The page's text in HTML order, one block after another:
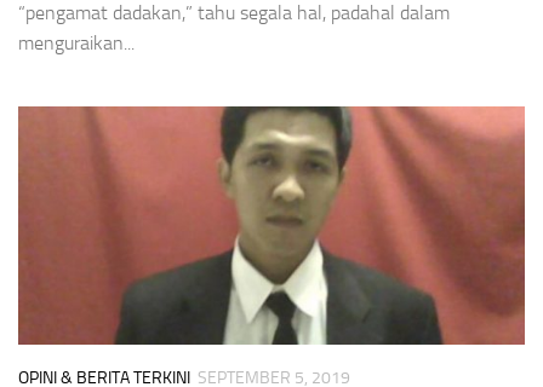
“pengamat dadakan,” tahu segala hal, padahal dalam
menguraikan...
OPINI & BERITA TERKINI SEPTEMBER 5, 2019